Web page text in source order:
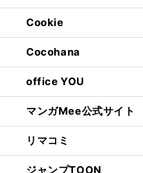
Cookie
Cocohana
office YOU
マンガMee公式サイト
リマコミ
ジャンプTOON